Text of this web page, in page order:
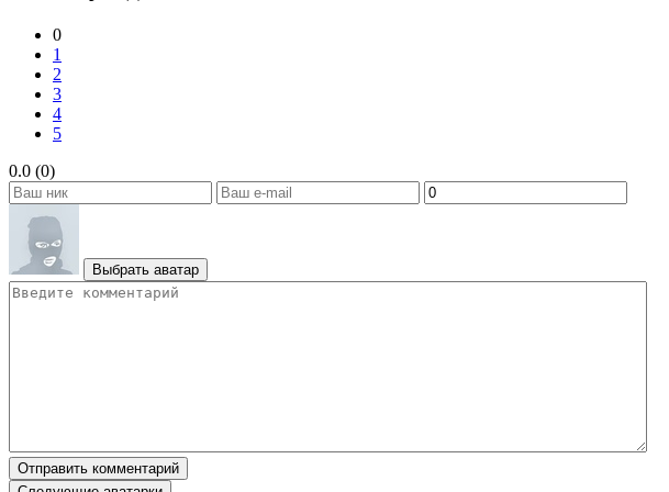
0
1
2
3
4
5
0.0 (0)
Выбрать аватар
Отправить комментарий